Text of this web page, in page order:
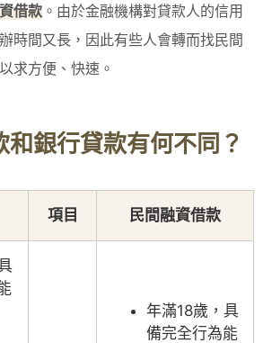
借款 。由於金融機構對貸款人的信用
時間又長，因此有些人會轉而找民間
求方便、快速。
和銀行貸款有何不同？
項目 民間融資借款
年滿18歲，具
備完全行為能